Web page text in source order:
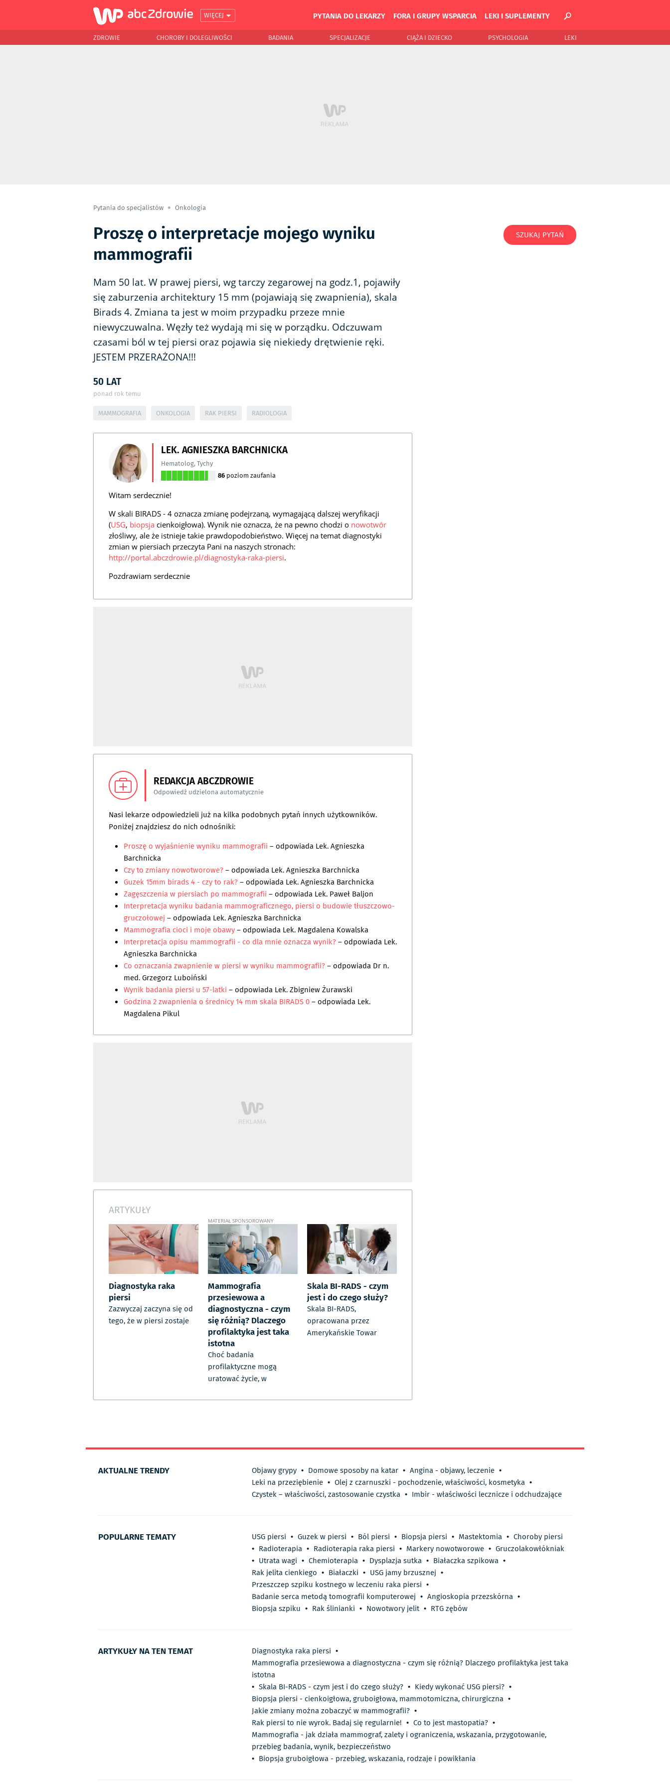
WIĘCEJ PYTANIA DO LEKARZY FORA I GRUPY WSPARCIA LEKI I SUPLEMENTY
ZDROWIE CHOROBY I DOLEGLIWOŚCI BADANIA SPECJALIZACJE CIĄŻA I DZIECKO PSYCHOLOGIA LEKI
Pytania do specjalistów Onkologia
Proszę o interpretacje mojego wyniku
mammografii
Mam 50 lat. W prawej piersi, wg tarczy zegarowej na godz.1, pojawiły
się zaburzenia architektury 15 mm (pojawiają się zwapnienia), skala
Birads 4. Zmiana ta jest w moim przypadku przeze mnie
niewyczuwalna. Węzły też wydają mi się w porządku. Odczuwam
czasami ból w tej piersi oraz pojawia się niekiedy drętwienie ręki.
JESTEM PRZERAŻONA!!!
50 LAT
ponad rok temu
MAMMOGRAFIA ONKOLOGIA RAK PIERSI RADIOLOGIA
LEK. AGNIESZKA BARCHNICKA
Hematolog,Tychy
86 poziom zaufania
Witam serdecznie!
W skali BIRADS - 4 oznacza zmianę podejrzaną, wymagającą dalszej weryfikacji
(USG, biopsja cienkoigłowa). Wynik nie oznacza, że na pewno chodzi o nowotwór
złośliwy, ale że istnieje takie prawdopodobieństwo. Więcej na temat diagnostyki
zmian w piersiach przeczyta Pani na naszych stronach:
http://portal.abczdrowie.pl/diagnostyka-raka-piersi.
Pozdrawiam serdecznie
REDAKCJA ABCZDROWIE
Odpowiedź udzielona automatycznie
Nasi lekarze odpowiedzieli już na kilka podobnych pytań innych użytkowników.
Poniżej znajdziesz do nich odnośniki:
Proszę o wyjaśnienie wyniku mammografii – odpowiada Lek. Agnieszka
Barchnicka
Czy to zmiany nowotworowe?– odpowiada Lek. Agnieszka Barchnicka
Guzek 15mm birads 4 - czy to rak?– odpowiada Lek. Agnieszka Barchnicka
Zagęszczenia w piersiach po mammografii – odpowiada Lek. Paweł Baljon
Interpretacja wyniku badania mammograficznego, piersi o budowie tłuszczowo-
gruczołowej – odpowiada Lek. Agnieszka Barchnicka
Mammografia cioci i moje obawy– odpowiada Lek. Magdalena Kowalska
Interpretacja opisu mammografii - co dla mnie oznacza wynik?– odpowiada Lek.
Agnieszka Barchnicka
Co oznaczania zwapnienie w piersi w wyniku mammografii?– odpowiada Dr n.
med. Grzegorz Luboiński
Wynik badania piersi u 57-latki – odpowiada Lek. Zbigniew Żurawski
Godzina 2 zwapnienia o średnicy 14 mm skala BIRADS 0– odpowiada Lek.
Magdalena Pikul
ARTYKUŁY
Diagnostyka raka
piersi
Zazwyczaj zaczyna się od
tego, że w piersi zostaje
Mammografia
przesiewowa a
diagnostyczna - czym
się różnią? Dlaczego
profilaktyka jest taka
istotna
Choć badania
profilaktyczne mogą
uratować życie, w
Skala BI-RADS - czym
jest i do czego służy?
Skala BI-RADS,
opracowana przez
Amerykańskie Towar
SZUKAJ PYTAŃ
AKTUALNE TRENDY Objawy grypy • Domowe sposoby na katar • Angina - objawy, leczenie •
Leki na przeziębienie • Olej z czarnuszki - pochodzenie, właściwości, kosmetyka •
Czystek – właściwości, zastosowanie czystka • Imbir - właściwości lecznicze i odchudzające
POPULARNE TEMATY USG piersi • Guzek w piersi • Ból piersi • Biopsja piersi • Mastektomia • Choroby piersi
• Radioterapia • Radioterapia raka piersi • Markery nowotworowe • Gruczolakowłókniak
• Utrata wagi • Chemioterapia • Dysplazja sutka • Białaczka szpikowa •
Rak jelita cienkiego • Białaczki • USG jamy brzusznej •
Przeszczep szpiku kostnego w leczeniu raka piersi •
Badanie serca metodą tomografii komputerowej • Angioskopia przezskórna •
Biopsja szpiku • Rak ślinianki • Nowotwory jelit • RTG zębów
ARTYKUŁY NA TEN TEMAT Diagnostyka raka piersi •
Mammografia przesiewowa a diagnostyczna - czym się różnią? Dlaczego profilaktyka jest taka
istotna
• Skala BI-RADS - czym jest i do czego służy? • Kiedy wykonać USG piersi? •
Biopsja piersi - cienkoigłowa, gruboigłowa, mammotomiczna, chirurgiczna •
Jakie zmiany można zobaczyć w mammografii? •
Rak piersi to nie wyrok. Badaj się regularnie! • Co to jest mastopatia? •
Mammografia - jak działa mammograf, zalety i ograniczenia, wskazania, przygotowanie,
przebieg badania, wynik, bezpieczeństwo
• Biopsja gruboigłowa - przebieg, wskazania, rodzaje i powikłania